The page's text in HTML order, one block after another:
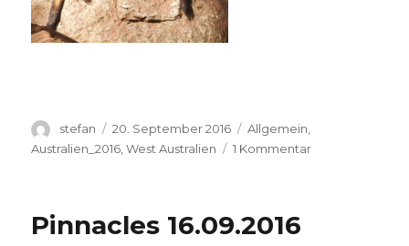
Autor
stefan
Veröffentlicht
am
20. September 2016 Kategorien
Allgemein,
Australien_2016 ,West Australien 1 Kommentarzu
Pinnacles 16.09.2016